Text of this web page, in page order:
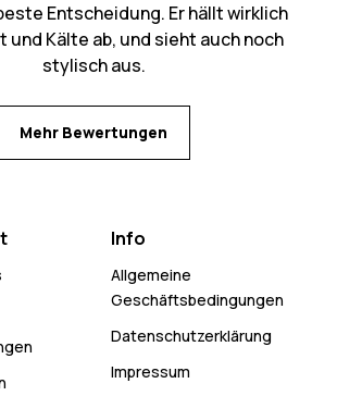
Entscheidung. Er hällt wirklich
und Kälte ab, und sieht auch noch
stylisch aus.
Mehr Bewertungen
Info
Allgemeine
Geschäftsbedingungen
Datenschutzerklärung
Impressum